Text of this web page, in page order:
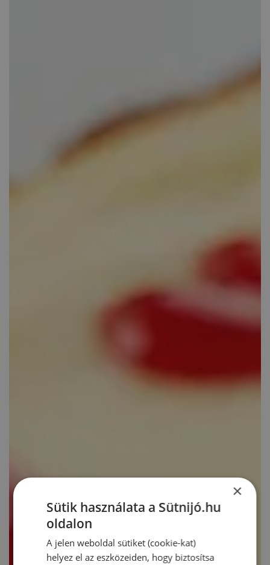
×
Sütik használata a Sütnijó.hu
oldalon
A jelen weboldal sütiket (cookie-kat)
helyez el az eszközeiden, hogy biztosítsa